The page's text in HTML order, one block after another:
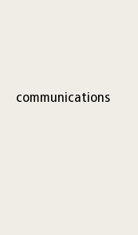
communications